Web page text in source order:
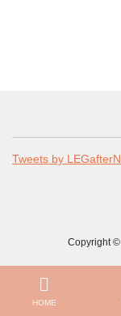
Tweets by
Copyright ©
HOME